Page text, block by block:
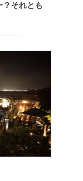
それとも